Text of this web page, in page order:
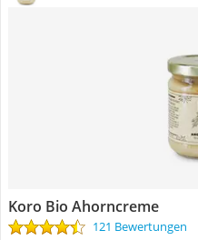
Koro Bio Ahorncreme
121 Bewertungen